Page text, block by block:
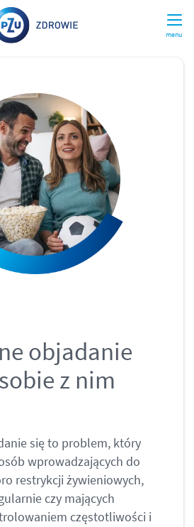
menu
objadanie
z nim
się to problem, który
wprowadzających do
restrykcji żywieniowych,
czy mających
częstotliwości i